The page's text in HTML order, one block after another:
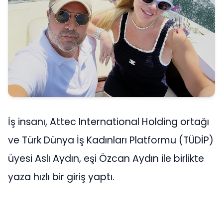
İş insanı, Attec International Holding ortağı
ve Türk Dünya İş Kadınları Platformu (TÜDİP)
üyesi Aslı Aydın, eşi Özcan Aydın ile birlikte
yaza hızlı bir giriş yaptı.